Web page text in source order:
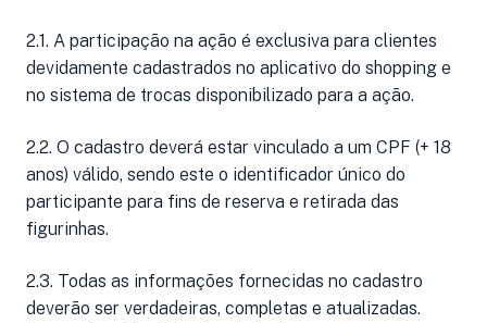
2.1. A participação na ação é exclusiva para clientes
devidamente cadastrados no aplicativo do shopping e
no sistema de trocas disponibilizado para a ação.
2.2. O cadastro deverá estar vinculado a um CPF (+ 18
anos) válido, sendo este o identificador único do
participante para fins de reserva e retirada das
figurinhas.
2.3. Todas as informações fornecidas no cadastro
deverão ser verdadeiras, completas e atualizadas.